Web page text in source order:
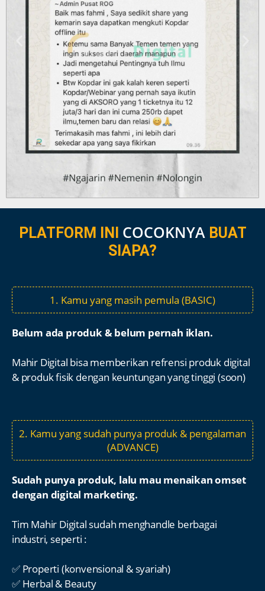
PLATFORM INI COCOKNYA BUAT
SIAPA?
1. Kamu yang masih pemula (BASIC)
Belum ada produk & belum pernah iklan.
Mahir Digital bisa memberikan refrensi produk digital
& produk fisik dengan keuntungan yang tinggi (soon)
2. Kamu yang sudah punya produk & pengalaman
(ADVANCE)
Sudah punya produk, lalu mau menaikan omset
dengan digital marketing.
Tim Mahir Digital sudah menghandle berbagai
industri, seperti :
✅ Properti (konvensional & syariah)
✅ Herbal & Beauty